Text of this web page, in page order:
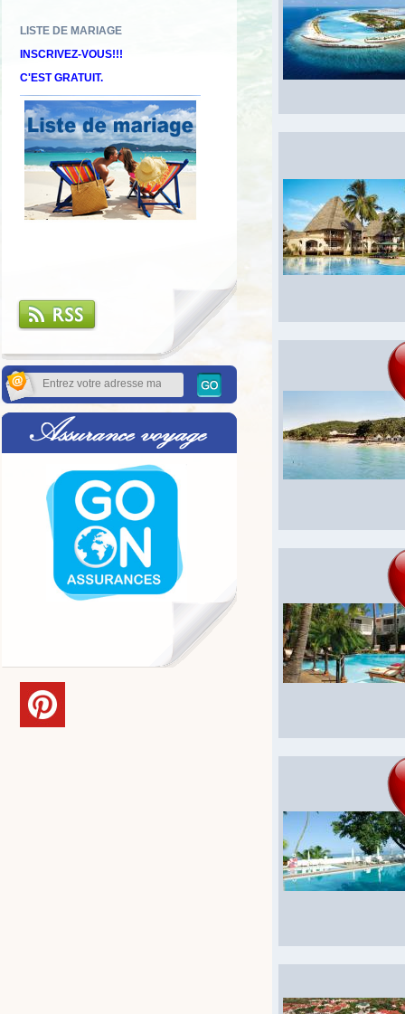
Découvrez nos offres "adults only"